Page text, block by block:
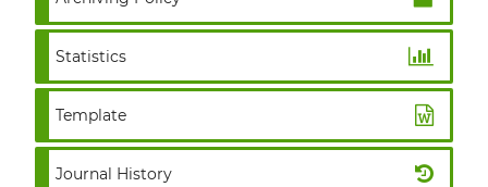
Statistics
Template
Journal History